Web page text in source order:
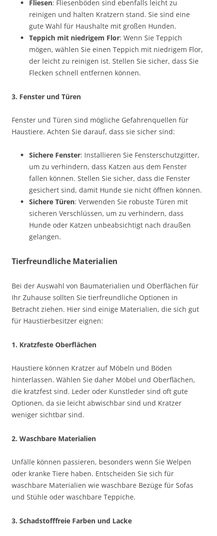
Fliesen: Fliesenböden sind ebenfalls leicht zu
reinigen und halten Kratzern stand. Sie sind eine
gute Wahl für Haushalte mit großen Hunden.
Teppich mit niedrigem Flor: Wenn Sie Teppich
mögen, wählen Sie einen Teppich mit niedrigem Flor,
der leicht zu reinigen ist. Stellen Sie sicher, dass Sie
Flecken schnell entfernen können.
3. Fenster und Türen
Fenster und Türen sind mögliche Gefahrenquellen für
Haustiere. Achten Sie darauf, dass sie sicher sind:
Sichere Fenster: Installieren Sie Fensterschutzgitter,
um zu verhindern, dass Katzen aus dem Fenster
fallen können. Stellen Sie sicher, dass die Fenster
gesichert sind, damit Hunde sie nicht öffnen können.
Sichere Türen: Verwenden Sie robuste Türen mit
sicheren Verschlüssen, um zu verhindern, dass
Hunde oder Katzen unbeabsichtigt nach draußen
gelangen.
Tierfreundliche Materialien
Bei der Auswahl von Baumaterialien und Oberflächen für
Ihr Zuhause sollten Sie tierfreundliche Optionen in
Betracht ziehen. Hier sind einige Materialien, die sich gut
für Haustierbesitzer eignen:
1. Kratzfeste Oberflächen
Haustiere können Kratzer auf Möbeln und Böden
hinterlassen. Wählen Sie daher Möbel und Oberflächen,
die kratzfest sind. Leder oder Kunstleder sind oft gute
Optionen, da sie leicht abwischbar sind und Kratzer
weniger sichtbar sind.
2. Waschbare Materialien
Unfälle können passieren, besonders wenn Sie Welpen
oder kranke Tiere haben. Entscheiden Sie sich für
waschbare Materialien wie waschbare Bezüge für Sofas
und Stühle oder waschbare Teppiche.
3. Schadstofffreie Farben und Lacke